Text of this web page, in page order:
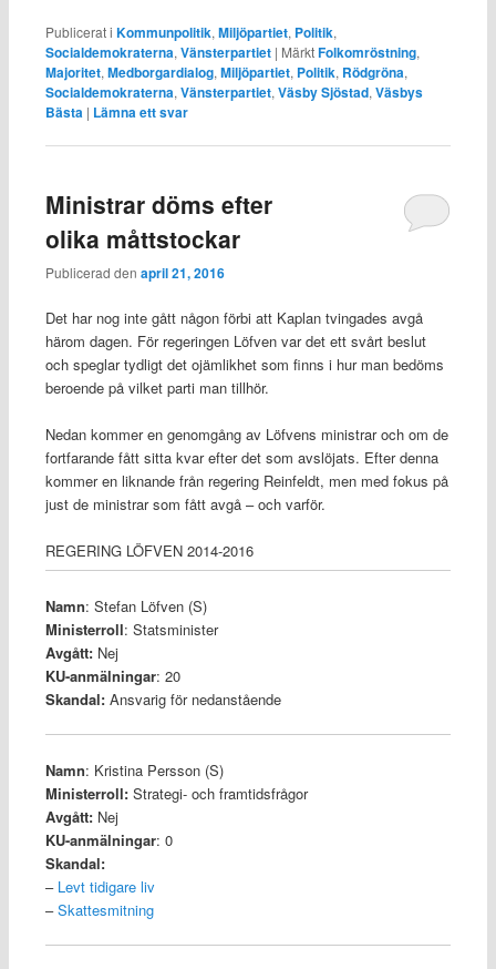
Publicerat i Kommunpolitik, Miljöpartiet, Politik,
Socialdemokraterna, Vänsterpartiet | MärktFolkomröstning,
Majoritet, Medborgardialog, Miljöpartiet, Politik, Rödgröna,
Socialdemokraterna, Vänsterpartiet, Väsby Sjöstad, Väsbys
Bästa | Lämna ett svar
Ministrar döms efter
olika måttstockar
Publicerad den april 21, 2016
Det har nog inte gått någon förbi att Kaplan tvingades avgå
härom dagen. För regeringen Löfven var det ett svårt beslut
och speglar tydligt det ojämlikhet som finns i hur man bedöms
beroende på vilket parti man tillhör.
Nedan kommer en genomgång av Löfvens ministrar och om de
fortfarande fått sitta kvar efter det som avslöjats. Efter denna
kommer en liknande från regering Reinfeldt, men med fokus på
just de ministrar som fått avgå – och varför.
REGERING LÖFVEN 2014-2016
Namn: Stefan Löfven (S)
Ministerroll: Statsminister
Avgått:Nej
KU-anmälningar: 20
Skandal:Ansvarig för nedanstående
Namn: Kristina Persson (S)
Ministerroll:Strategi- och framtidsfrågor
Avgått:Nej
KU-anmälningar: 0
Skandal:
– Levt tidigare liv
–Skattesmitning